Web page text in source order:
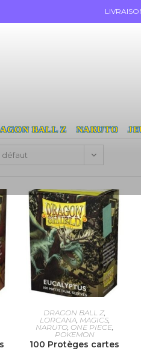
BALL Z NARUTO
défaut
AJOUTER AU PANIER
DRAGON BALL Z,
LORCANA, MAGICS,
NARUTO, ONE PIECE,
POKEMON
100 Protèges cartes